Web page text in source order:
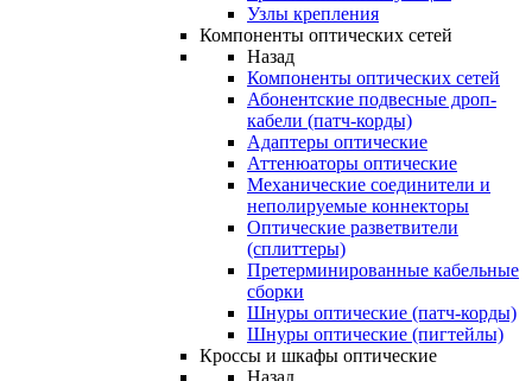
Узлы крепления
Компоненты оптических сетей
Назад
Компоненты оптических сетей
Абонентские подвесные дроп-
кабели (патч-корды)
Адаптеры оптические
Аттенюаторы оптические
Механические соединители и
неполируемые коннекторы
Оптические разветвители
(сплиттеры)
Претерминированные кабельные
сборки
Шнуры оптические (патч-корды)
Шнуры оптические (пигтейлы)
Кроссы и шкафы оптические
Назад